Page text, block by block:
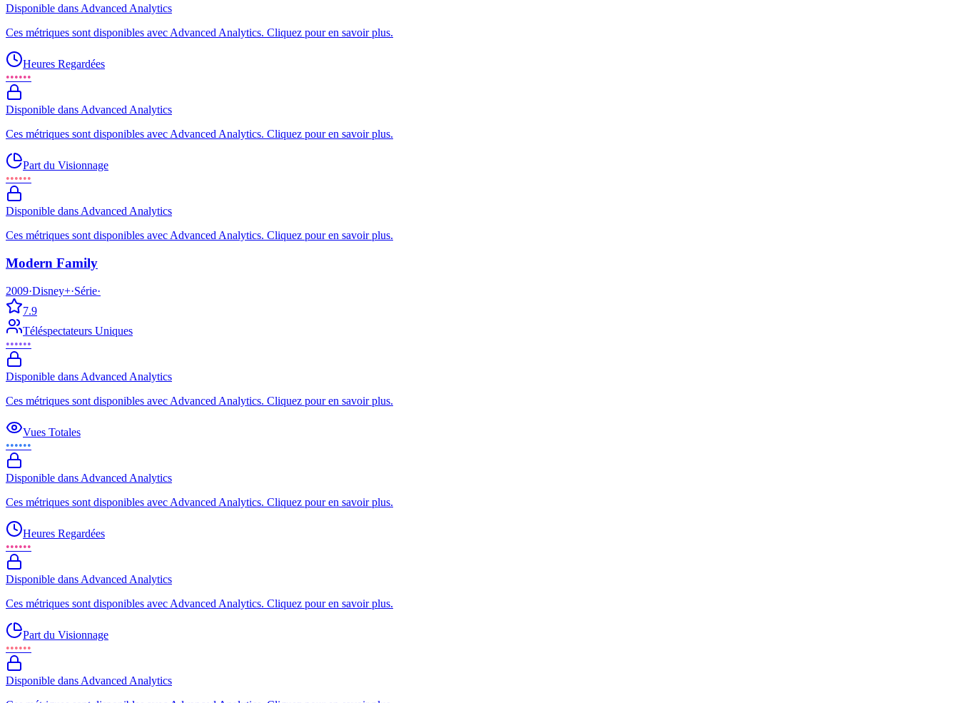
Disponible dans Advanced Analytics
Ces métriques sont disponibles avec Advanced Analytics. Cliquez pour en savoir plus.
Heures Regardées
••••••
Disponible dans Advanced Analytics
Ces métriques sont disponibles avec Advanced Analytics. Cliquez pour en savoir plus.
Part du Visionnage
••••••
Disponible dans Advanced Analytics
Ces métriques sont disponibles avec Advanced Analytics. Cliquez pour en savoir plus.
Modern Family
2009·Disney+·Série·
7.9
Téléspectateurs Uniques
••••••
Disponible dans Advanced Analytics
Ces métriques sont disponibles avec Advanced Analytics. Cliquez pour en savoir plus.
Vues Totales
••••••
Disponible dans Advanced Analytics
Ces métriques sont disponibles avec Advanced Analytics. Cliquez pour en savoir plus.
Heures Regardées
••••••
Disponible dans Advanced Analytics
Ces métriques sont disponibles avec Advanced Analytics. Cliquez pour en savoir plus.
Part du Visionnage
••••••
Disponible dans Advanced Analytics